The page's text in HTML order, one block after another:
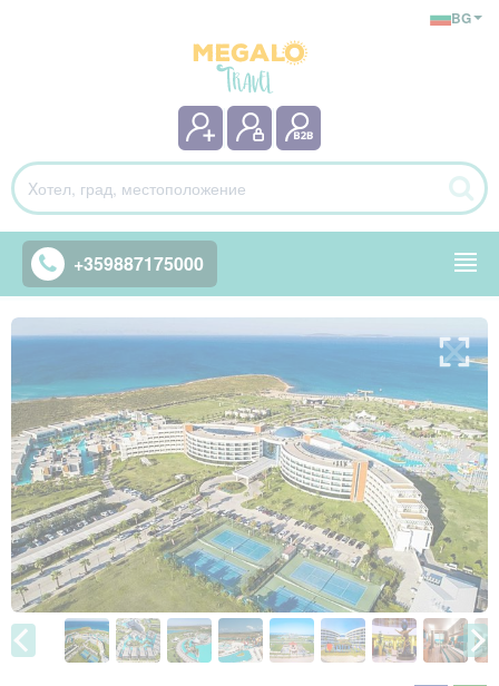
+359887175000
BG